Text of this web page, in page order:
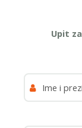
Upit